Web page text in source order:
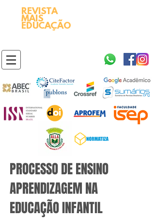
REVISTA
MAIS
EDUCAÇÃO
PROCESSO DE ENSINO
APRENDIZAGEM NA
EDUCAÇÃO INFANTIL